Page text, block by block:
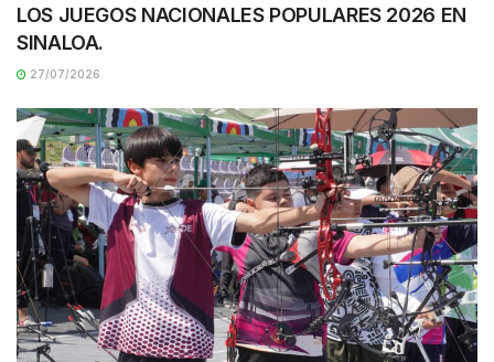
LOS JUEGOS NACIONALES POPULARES 2026 EN
SINALOA.
27/07/2026